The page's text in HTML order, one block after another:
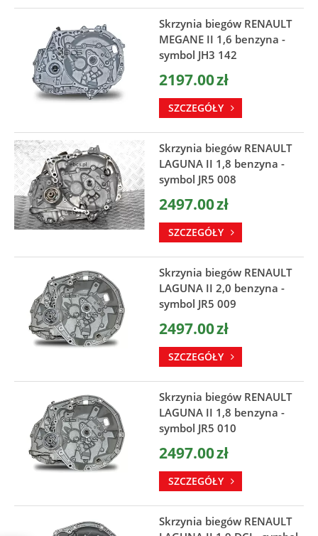
Skrzynia biegów RENAULT
MEGANE II 1,6 benzyna -
symbol JH3 142
2197.00zł
SZCZEGÓŁY
Skrzynia biegów RENAULT
LAGUNA II 1,8 benzyna -
symbol JR5 008
2497.00zł
SZCZEGÓŁY
Skrzynia biegów RENAULT
LAGUNA II 2,0 benzyna -
symbol JR5 009
2497.00zł
SZCZEGÓŁY
Skrzynia biegów RENAULT
LAGUNA II 1,8 benzyna -
symbol JR5 010
2497.00zł
SZCZEGÓŁY
Skrzynia biegów RENAULT